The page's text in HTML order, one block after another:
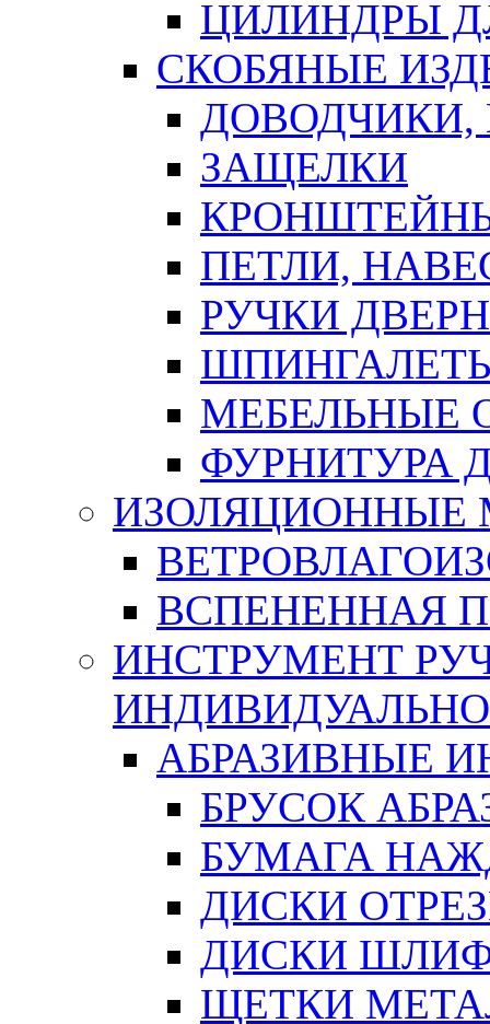
ЦИЛИНДРЫ
СКОБЯНЫЕ
ЗАЩЕЛКИ
ПЕТЛИ,
РУЧКИ
МЕБЕЛЬНЫЕ
ФУРНИТУРА
ИЗОЛЯЦИОННЫЕ
ВСПЕНЕННАЯ
ИНСТРУМЕНТ
АБРАЗИВНЫЕ
БРУСОК
БУМАГА
ДИСКИ
ДИСКИ
ЩЕТКИ